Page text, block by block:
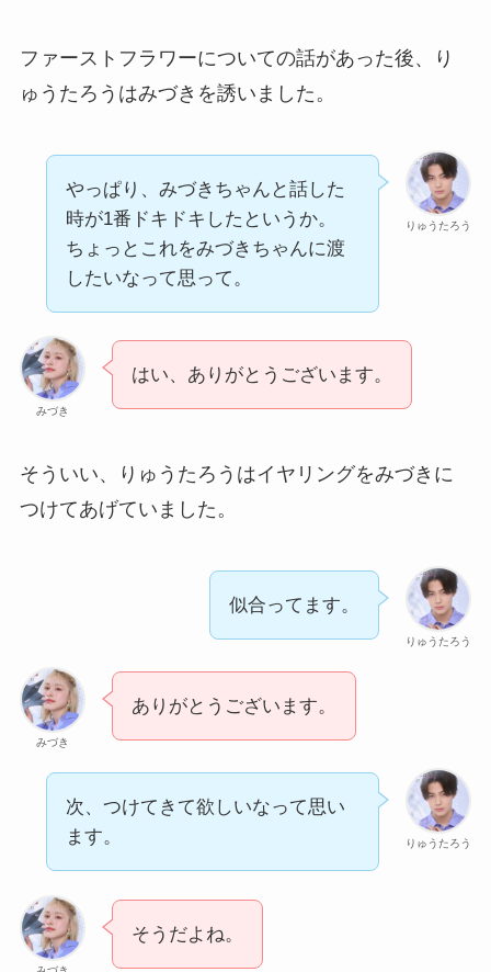
ファーストフラワーについての話があった後、り
ゅうたろうはみづきを誘いました。
りゅうたろう
やっぱり、みづきちゃんと話した
時が1番ドキドキしたというか。
ちょっとこれをみづきちゃんに渡
したいなって思って。
みづき
はい、ありがとうございます。
そういい、りゅうたろうはイヤリングをみづきに
つけてあげていました。
りゅうたろう
似合ってます。
みづき
ありがとうございます。
りゅうたろう
次、つけてきて欲しいなって思い
ます。
そうだよね。